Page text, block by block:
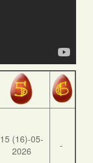
15 (16)-05-
2026
-